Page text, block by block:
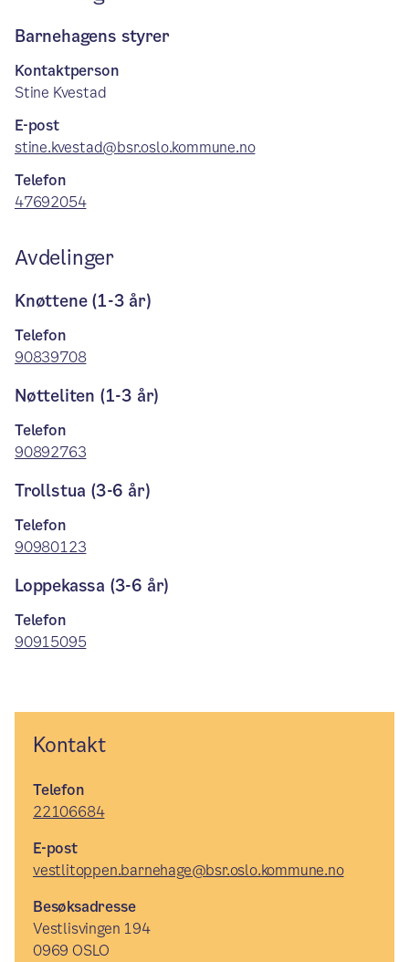
Barnehagens styrer
Kontaktperson
Stine Kvestad
E-post
stine.kvestad@bsr.oslo.kommune.no
Telefon
47692054
Avdelinger
Knøttene (1-3 år)
Telefon
90839708
Nøtteliten (1-3 år)
Telefon
90892763
Trollstua (3-6 år)
Telefon
90980123
Loppekassa (3-6 år)
Telefon
90915095
Kontakt
Telefon
22106684
E-post
vestlitoppen.barnehage@bsr.oslo.kommune.no
Besøksadresse
Vestlisvingen 194
0969 OSLO